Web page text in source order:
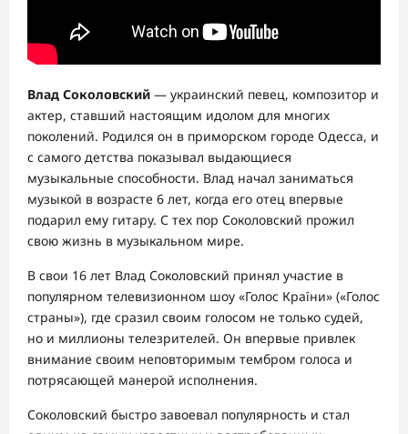
Влад Соколовский — украинский певец, композитор и
актер, ставший настоящим идолом для многих
поколений. Родился он в приморском городе Одесса, и
с самого детства показывал выдающиеся
музыкальные способности. Влад начал заниматься
музыкой в возрасте 6 лет, когда его отец впервые
подарил ему гитару. С тех пор Соколовский прожил
свою жизнь в музыкальном мире.
В свои 16 лет Влад Соколовский принял участие в
популярном телевизионном шоу «Голос Країни» («Голос
страны»), где сразил своим голосом не только судей,
но и миллионы телезрителей. Он впервые привлек
внимание своим неповторимым тембром голоса и
потрясающей манерой исполнения.
Соколовский быстро завоевал популярность и стал